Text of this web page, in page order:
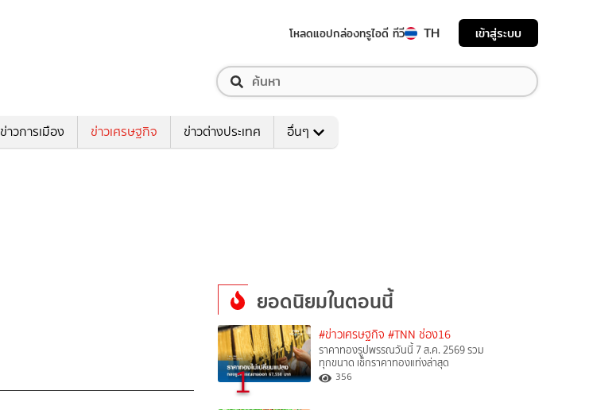
โหลดแอปกล่องทรูไอดี ทีวี TH เข้าสู่ระบบ
ข่าวการเมือง ข่าวเศรษฐกิจ ข่าวต่างประเทศ อื่นๆ
ยอดนิยมในตอนนี้
1
#ข่าวเศรษฐกิจ #TNN ช่อง16
ราคาทองรูปพรรณวันนี้ 7 ส.ค. 2569 รวม
ทุกขนาด เช็กราคาทองแท่งล่าสุด
356